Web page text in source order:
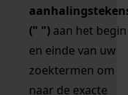
(" ") aan het begin
en einde van uw
zoektermen om
naar de exacte